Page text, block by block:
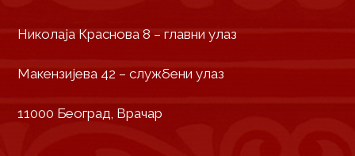
Николаја Краснова 8 – главни улаз
Макензијева 42 – службени улаз
11000 Београд, Врачар